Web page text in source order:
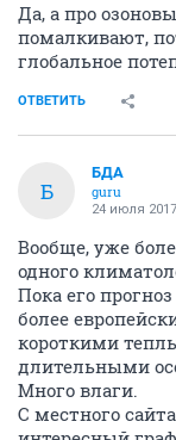
Да, а про
помалкивают,
глобальное
ОТВЕТИТЬ
Б
БДА
guru
24 июля 2017
Вообще, уже
одного
Пока его
более
короткими
длительными
Много влаги.
С местного